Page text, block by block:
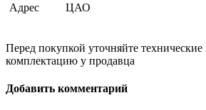
Адрес
ЦАО
Перед покупкой уточняйте технические
комплектацию у продавца
Добавить комментарий